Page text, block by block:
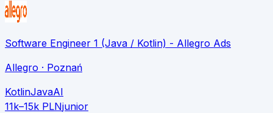
Software Engineer 1 (Java / Kotlin) - Allegro Ads
Allegro · Poznań
KotlinJavaAI
11k–15k PLNjunior